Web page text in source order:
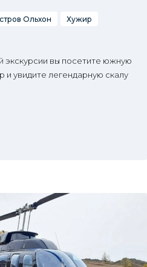
Ольхон
Хужир
экскурсии вы посетите южную
и увидите легендарную скалу